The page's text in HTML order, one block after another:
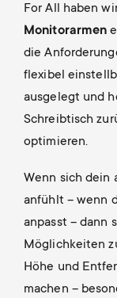
For All haben
Monitorarmen
die
flexibel
ausgelegt und
Schreibtisch
optimieren.
Wenn sich dein
anfühlt – wenn
anpasst – dann
Möglichkeiten
Höhe und
machen –